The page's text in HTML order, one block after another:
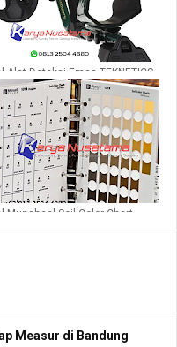
Alat Deteksi Emas TEKNETICS
Kedalaman 3m
Munsheel Soil Color Chart
Measur di Bandung